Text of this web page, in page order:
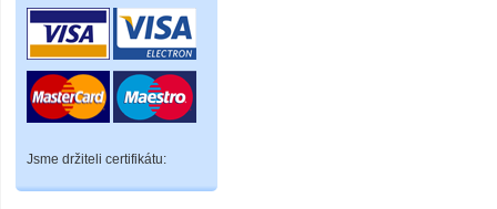
Jsme držiteli certifikátu: